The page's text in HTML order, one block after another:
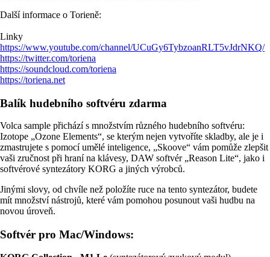
Další informace o Torieně:
Linky
https://www.youtube.com/channel/UCuGy6TybzoanRLT5vJdrNKQ/
https://twitter.com/toriena
https://soundcloud.com/toriena
https://toriena.net
Balík hudebního softvéru zdarma
Volca sample přichází s množstvím různého hudebního softvéru:
Izotope „Ozone Elements“, se kterým nejen vytvoříte skladby, ale je i
zmastrujete s pomocí umělé inteligence, „Skoove“ vám pomůže zlepšit
vaši zručnost při hraní na klávesy, DAW softvér „Reason Lite“, jako i
softvérové syntezátory KORG a jiných výrobců.
Jinými slovy, od chvíle než položíte ruce na tento syntezátor, budete
mít množství nástrojů, které vám pomohou posunout vaši hudbu na
novou úroveň.
Softvér pro Mac/Windows: